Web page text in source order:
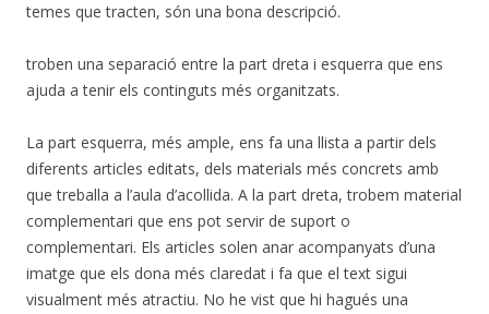
temes que tracten, són una bona descripció.
troben una separació entre la part dreta i esquerra que ens
ajuda a tenir els continguts més organitzats.
La part esquerra, més ample, ens fa una llista a partir dels
diferents articles editats, dels materials més concrets amb
que treballa a l’aula d’acollida. A la part dreta, trobem material
complementari que ens pot servir de suport o
complementari. Els articles solen anar acompanyats d’una
imatge que els dona més claredat i fa que el text sigui
visualment més atractiu. No he vist que hi hagués una